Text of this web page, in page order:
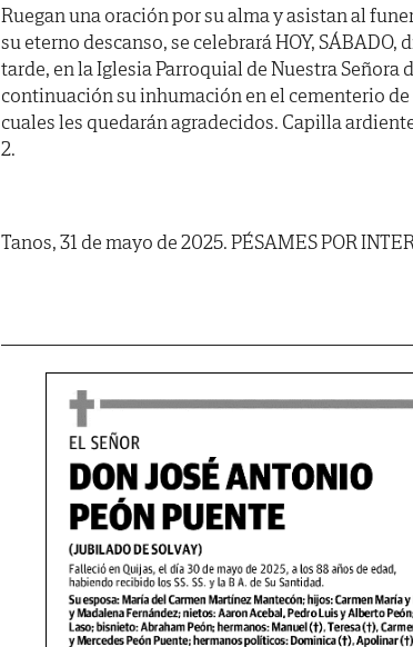
Ruegan una oración por su alma y asistan al
su eterno descanso, se celebrará HOY, SÁBADO,
tarde, en la Iglesia Parroquial de Nuestra Señora
continuación su inhumación en el cementerio
cuales les quedarán agradecidos. Capilla
2.
Tanos, 31 de mayo de 2025. PÉSAMES POR